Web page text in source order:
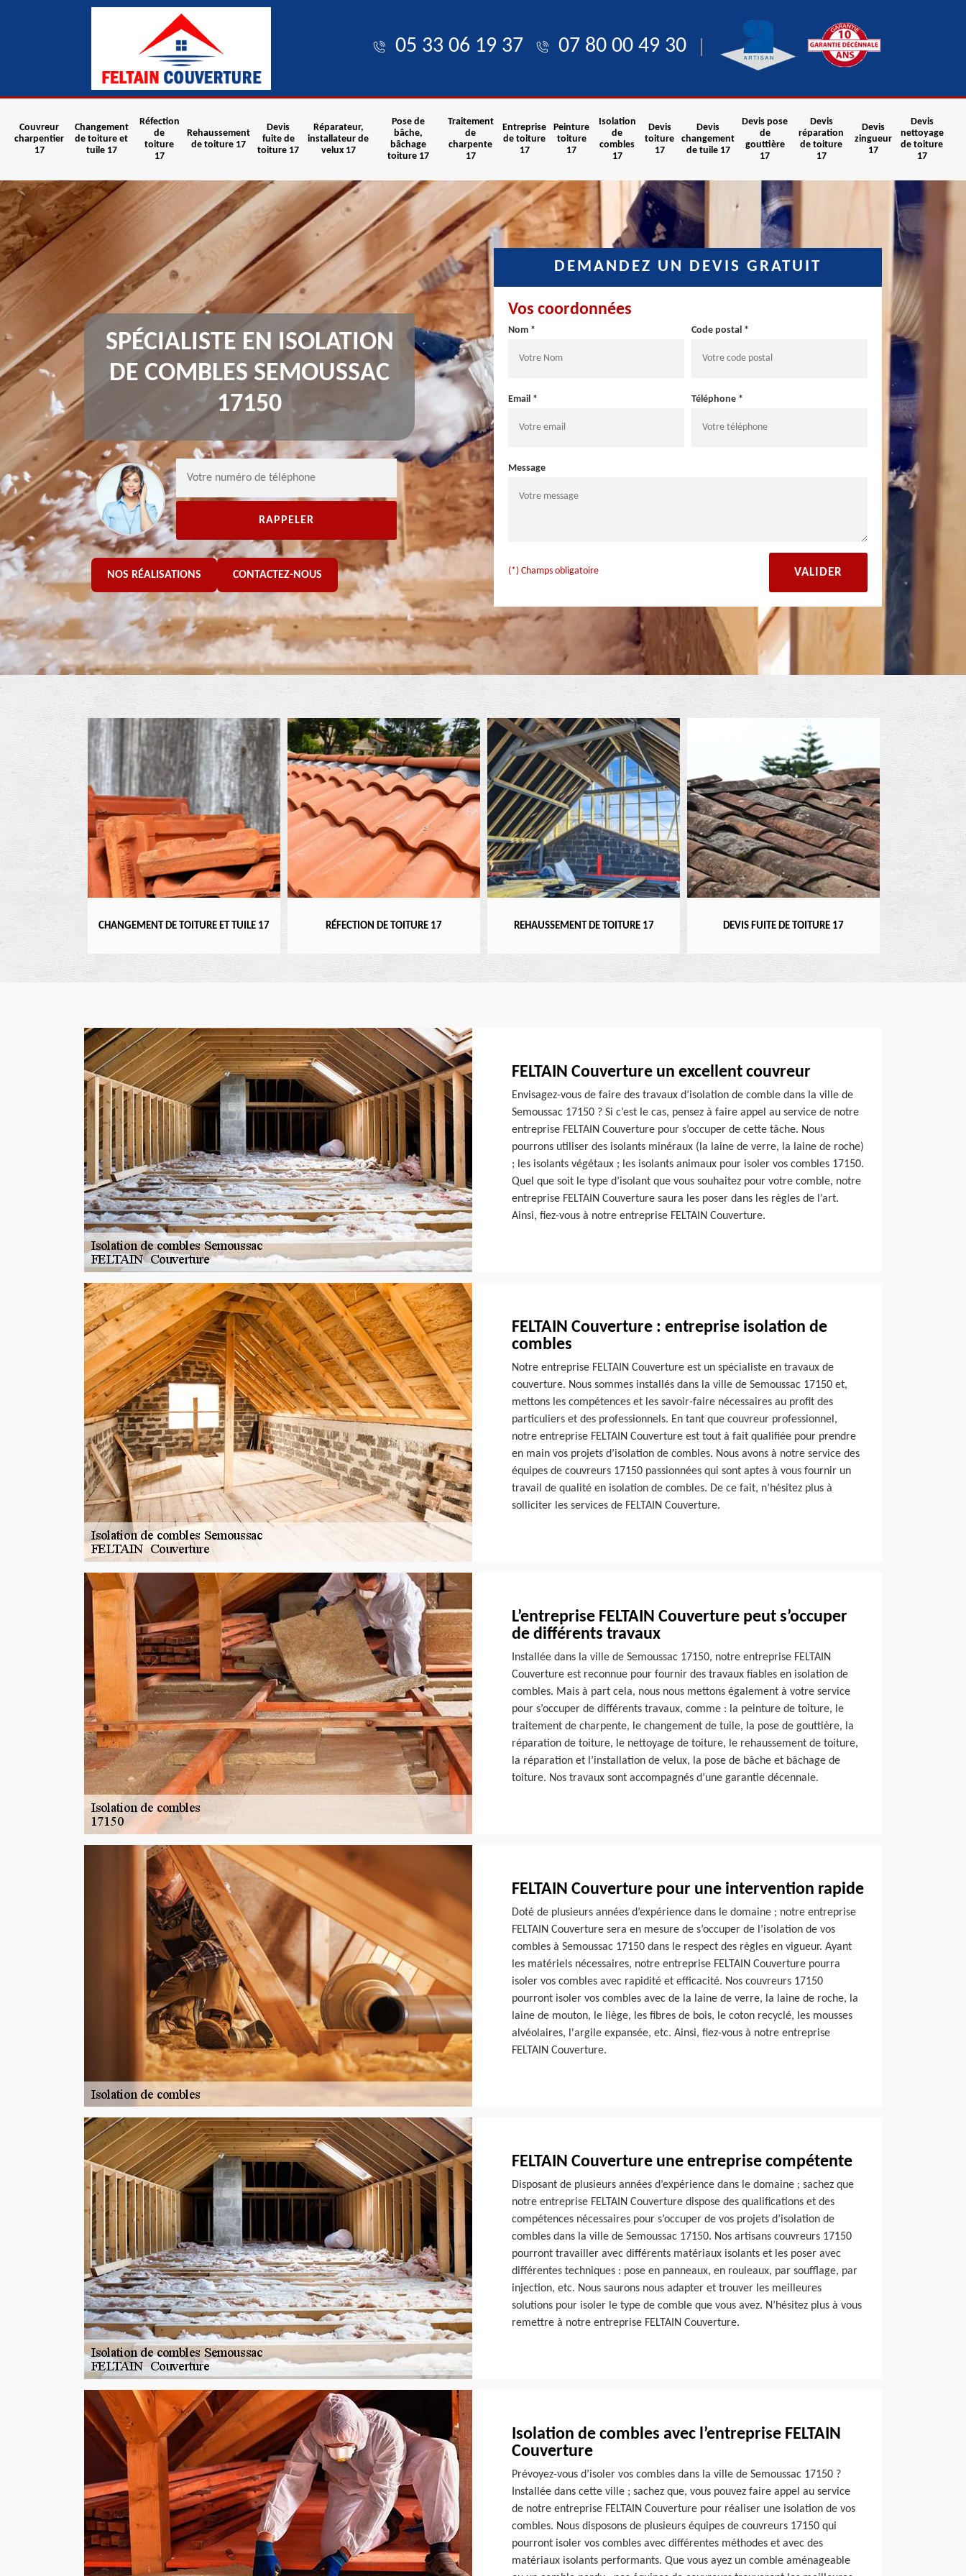
05 33 06 19 37 07 80 00 49 30
Couvreur
charpentier
17
Changement
de toiture et
tuile 17
Réfection
de
toiture
17
Rehaussement
de toiture 17
Devis
fuite de
toiture 17
Réparateur,
installateur de
velux 17
Pose de
bâche,
bâchage
toiture 17
Traitement
de
charpente
17
Entreprise
de toiture
17
Peinture
toiture
17
Isolation
de
combles
17
Devis
toiture
17
Devis
changement
de tuile 17
Devis pose
de
gouttière
17
Devis
réparation
de toiture
17
Devis
zingueur
17
Devis
nettoyage
de toiture
17
SPÉCIALISTE EN ISOLATION
DE COMBLES SEMOUSSAC
17150
NOS RÉALISATIONS CONTACTEZ-NOUS
DEMANDEZ UN DEVIS GRATUIT
Vos coordonnées
Nom * Code postal *
Email * Téléphone *
Message
(*) Champs obligatoire
CHANGEMENT DE TOITURE ET TUILE 17 RÉFECTION DE TOITURE 17 REHAUSSEMENT DE TOITURE 17 DEVIS FUITE DE TOITURE 17
RÉPARATEUR,
FELTAIN Couverture un excellent couvreur
Envisagez-vous de faire des travaux d’isolation de comble dans la ville de
Semoussac 17150 ? Si c’est le cas, pensez à faire appel au service de notre
entreprise FELTAIN Couverture pour s’occuper de cette tâche. Nous
pourrons utiliser des isolants minéraux (la laine de verre, la laine de roche)
; les isolants végétaux ; les isolants animaux pour isoler vos combles 17150.
Quel que soit le type d’isolant que vous souhaitez pour votre comble, notre
entreprise FELTAIN Couverture saura les poser dans les règles de l’art.
Ainsi, fiez-vous à notre entreprise FELTAIN Couverture.
FELTAIN Couverture : entreprise isolation de
combles
Notre entreprise FELTAIN Couverture est un spécialiste en travaux de
couverture. Nous sommes installés dans la ville de Semoussac 17150 et,
mettons les compétences et les savoir-faire nécessaires au profit des
particuliers et des professionnels. En tant que couvreur professionnel,
notre entreprise FELTAIN Couverture est tout à fait qualifiée pour prendre
en main vos projets d’isolation de combles. Nous avons à notre service des
équipes de couvreurs 17150 passionnées qui sont aptes à vous fournir un
travail de qualité en isolation de combles. De ce fait, n’hésitez plus à
solliciter les services de FELTAIN Couverture.
L’entreprise FELTAIN Couverture peut s’occuper
de différents travaux
Installée dans la ville de Semoussac 17150, notre entreprise FELTAIN
Couverture est reconnue pour fournir des travaux fiables en isolation de
combles. Mais à part cela, nous nous mettons également à votre service
pour s’occuper de différents travaux, comme : la peinture de toiture, le
traitement de charpente, le changement de tuile, la pose de gouttière, la
réparation de toiture, le nettoyage de toiture, le rehaussement de toiture,
la réparation et l’installation de velux, la pose de bâche et bâchage de
toiture. Nos travaux sont accompagnés d’une garantie décennale.
FELTAIN Couverture pour une intervention rapide
Doté de plusieurs années d’expérience dans le domaine ; notre entreprise
FELTAIN Couverture sera en mesure de s’occuper de l’isolation de vos
combles à Semoussac 17150 dans le respect des règles en vigueur. Ayant
les matériels nécessaires, notre entreprise FELTAIN Couverture pourra
isoler vos combles avec rapidité et efficacité. Nos couvreurs 17150
pourront isoler vos combles avec de la laine de verre, la laine de roche, la
laine de mouton, le liège, les fibres de bois, le coton recyclé, les mousses
alvéolaires, l'argile expansée, etc. Ainsi, fiez-vous à notre entreprise
FELTAIN Couverture.
FELTAIN Couverture une entreprise compétente
Disposant de plusieurs années d’expérience dans le domaine ; sachez que
notre entreprise FELTAIN Couverture dispose des qualifications et des
compétences nécessaires pour s’occuper de vos projets d’isolation de
combles dans la ville de Semoussac 17150. Nos artisans couvreurs 17150
pourront travailler avec différents matériaux isolants et les poser avec
différentes techniques : pose en panneaux, en rouleaux, par soufflage, par
injection, etc. Nous saurons nous adapter et trouver les meilleures
solutions pour isoler le type de comble que vous avez. N’hésitez plus à vous
remettre à notre entreprise FELTAIN Couverture.
Isolation de combles avec l’entreprise FELTAIN
Couverture
Prévoyez-vous d’isoler vos combles dans la ville de Semoussac 17150 ?
Installée dans cette ville ; sachez que, vous pouvez faire appel au service
de notre entreprise FELTAIN Couverture pour réaliser une isolation de vos
combles. Nous disposons de plusieurs équipes de couvreurs 17150 qui
pourront isoler vos combles avec différentes méthodes et avec des
matériaux isolants performants. Que vous ayez un comble aménageable